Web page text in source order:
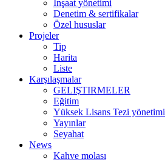
İnşaat yönetimi
Denetim & sertifikalar
Özel hususlar
Projeler
Tip
Harita
Liste
Karşılaşmalar
GELIŞTIRMELER
Eğitim
Yüksek Lisans Tezi yönetimi
Yayınlar
Seyahat
News
Kahve molası